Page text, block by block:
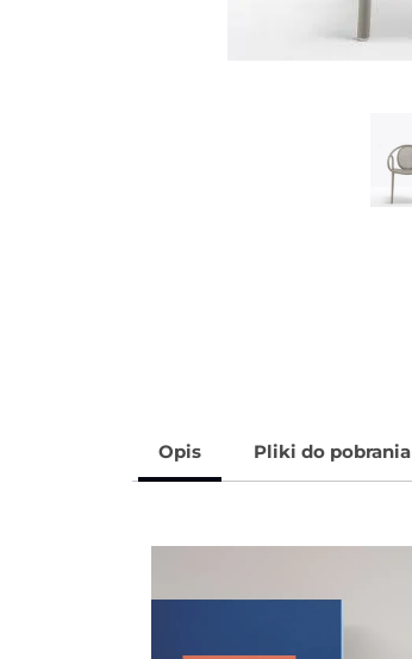
Opis Pliki do pobrania